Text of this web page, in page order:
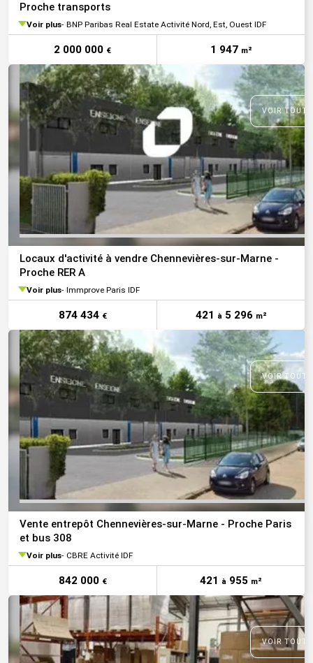
Proche transports
Voir plus BNP Paribas Real Estate Activité Nord, Est, Ouest IDF
2 000 000 € 1 947 m²
VOIR
Locaux d'activité à vendre Chennevières-sur-Marne -
Proche RER A
Voir plus Immprove Paris IDF
874 434 € 421 à5 296 m²
VOIR
Vente entrepôt Chennevières-sur-Marne - Proche Paris
et bus 308
Voir plus CBRE Activité IDF
842 000 € 421 à 955 m²
VOIR